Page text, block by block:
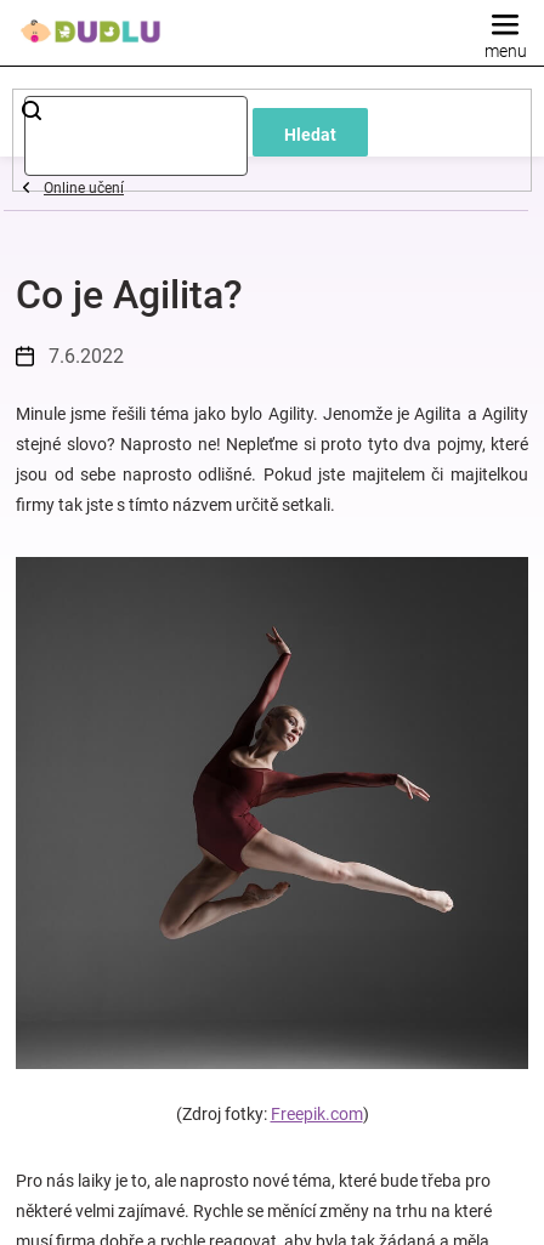
Hledat
Dětské
a
oblečení
Pokojíček
a
kojenecká
Blog
Online učení
Co je Agilita?
7.6.2022
Minule jsme řešili téma jako bylo Agility. Jenomže je Agilita a Agility
stejné slovo? Naprosto ne! Nepleťme si proto tyto dva pojmy, které
jsou od sebe naprosto odlišné. Pokud jste majitelem či majitelkou
firmy tak jste s tímto názvem určitě setkali.
(Zdroj fotky: Freepik.com)
Pro nás laiky je to, ale naprosto nové téma, které bude třeba pro
některé velmi zajímavé. Rychle se měnící změny na trhu na které